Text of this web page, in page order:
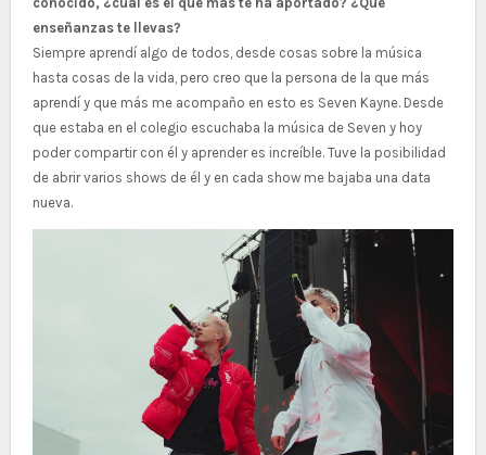
enseñanzas te llevas?
Siempre aprendí algo de todos, desde cosas sobre la música
hasta cosas de la vida, pero creo que la persona de la que más
aprendí y que más me acompaño en esto es Seven Kayne. Desde
que estaba en el colegio escuchaba la música de Seven y hoy
poder compartir con él y aprender es increíble. Tuve la posibilidad
de abrir varios shows de él y en cada show me bajaba una data
nueva.